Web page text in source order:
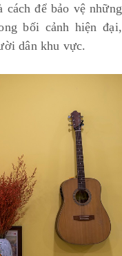
để bảo vệ những
bối cảnh hiện đại,
dân khu vực.